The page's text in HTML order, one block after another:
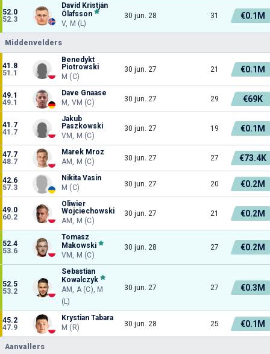
52.0
52.3
Davíd Kristján
Ólafsson
V, M (L)
30 jun. 28 31 €0.1M
Middenvelders
41.8
51.1
Benedykt
Piotrowski
M (C)
30 jun. 27 21 €0.1M
49.1
49.1
Dave Gnaase
M, VM (C)
30 jun. 27 29 €69K
41.7
41.7
Jakub
Paszkowski
VM, M (C)
30 jun. 27 19 €0.1M
47.7
48.7
Marek Mroz
AM, M (C)
30 jun. 27 27 €73.4K
42.6
57.3
Nikita Vasin
M (C)
30 jun. 27 20 €0.2M
49.0
60.2
Oliwier
Wojciechowski
AM, M (C)
30 jun. 27 21 €0.2M
52.4
53.6
Tomasz
Makowski
VM, M (C)
30 jun. 28 27 €0.2M
52.5
53.2
Sebastian
Kowalczyk
AM, A (C), M
(L)
30 jun. 27 27 €0.3M
45.2
47.9
Krystian Tabara
M (R)
30 jun. 28 25 €0.1M
Aanvallers